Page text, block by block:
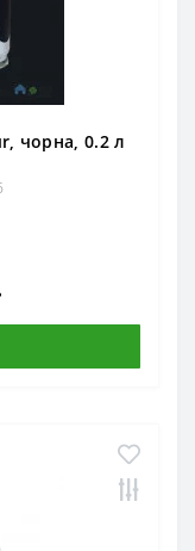
чорна, 0.2 л